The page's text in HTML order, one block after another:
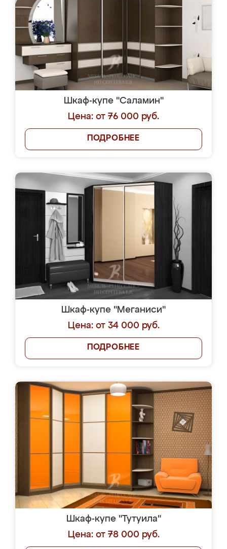
Шкаф-купе "Саламин"
Цена: от 76 000 руб.
ПОДРОБНЕЕ
Шкаф-купе "Меганиси"
Цена: от 34 000 руб.
ПОДРОБНЕЕ
Шкаф-купе "Тутуила"
Цена: от 78 000 руб.